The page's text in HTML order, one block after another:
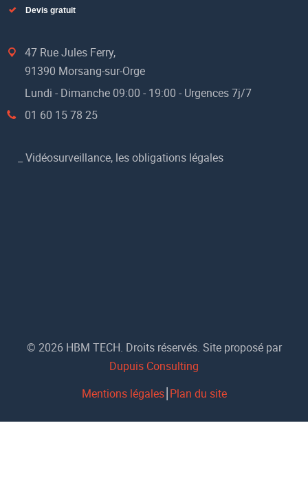
Devis gratuit
47 Rue Jules Ferry,
91390 Morsang-sur-Orge
Lundi - Dimanche 09:00 - 19:00 - Urgences 7j/7
01 60 15 78 25
Vidéosurveillance, les obligations légales
© 2026 HBM TECH. Droits réservés. Site proposé par
Dupuis Consulting
Mentions légales⎮ Plan du site